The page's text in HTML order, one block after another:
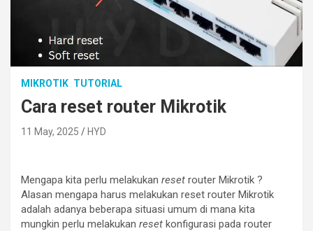
MIKROTIK TUTORIAL
Cara reset router Mikrotik
11 May, 2025 HYD
Mengapa kita perlu melakukan reset router Mikrotik ?
Alasan mengapa harus melakukan reset router Mikrotik
adalah adanya beberapa situasi umum di mana kita
mungkin perlu melakukan reset konfigurasi pada router